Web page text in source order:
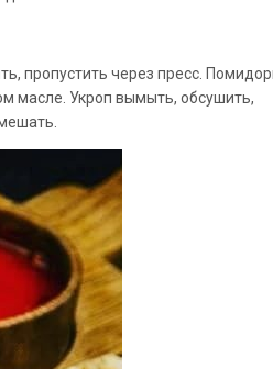
пропустить чepeз прeсс.
масле. Укроп вымыть, обсушить,